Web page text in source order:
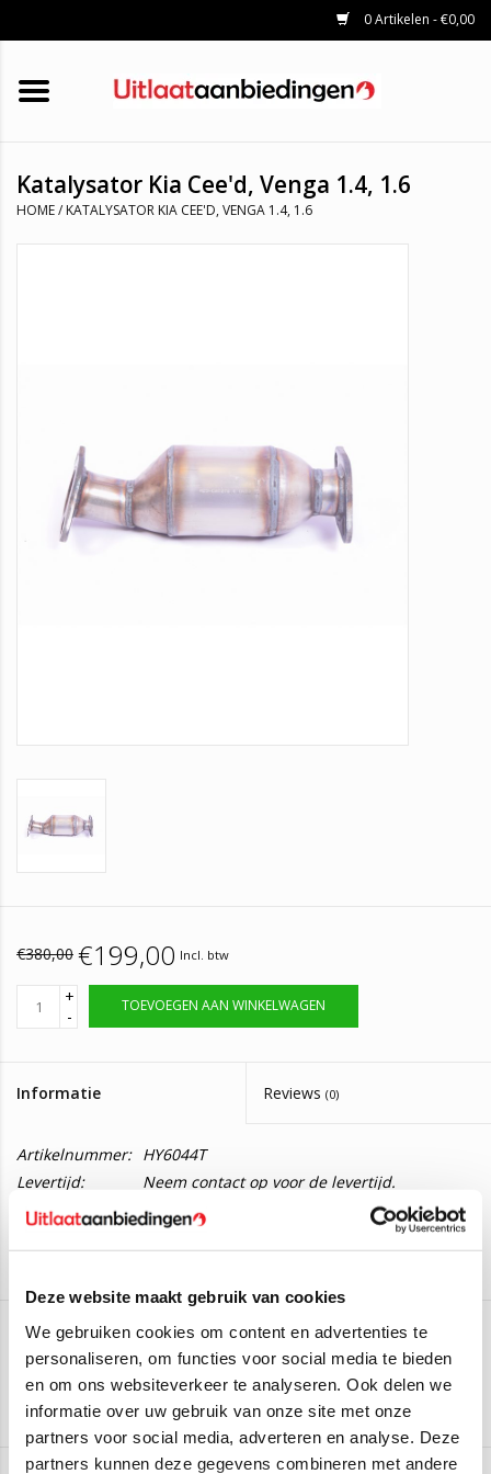
Deze website maakt gebruik van cookies
We gebruiken cookies om content en advertenties te
personaliseren, om functies voor social media te bieden
en om ons websiteverkeer te analyseren. Ook delen we
informatie over uw gebruik van onze site met onze
partners voor social media, adverteren en analyse. Deze
partners kunnen deze gegevens combineren met andere
0 Artikelen - €0,00
HOME
KATALYSATOREN
UNIVERSELE UITLAATDELEN
Katalysator Kia Cee'd, Venga 1.4, 1.6
HOME/ KATALYSATOR KIA CEE'D, VENGA 1.4, 1.6
€380,00 €199,00 Incl. btw
+
-
TOEVOEGEN AAN WINKELWAGEN
Informatie Reviews (0)
Artikelnummer: HY6044T
Levertijd:
Neem contact op voor de levertijd.
Katalysator Kia Cee'd, Venga 1.4, 1.6
Deze katalysator is geschikt voor:
Kia Cee'd 1.4 CVVT 16_V (66KW/90PK – 2009 t/m 2012)
Kia Cee'd 1.4 CVVT 16_V LPG (64KW/87PK – 2011 t/m 2012)
Kia Cee'd 1.4 CVVT 16_V (77KW/105PK – 2006 t/m 2012)
Kia Cee'd 1.4 CVVT 16_V (80KW/109PK – 2006 t/m 2012)
Kia Cee'd 1.6 CVVT 16_V (85KW/116PK – 2007 t/m 2012)
EEC
Aan verlanglijst toevoegen Toevoegen om te vergelijken